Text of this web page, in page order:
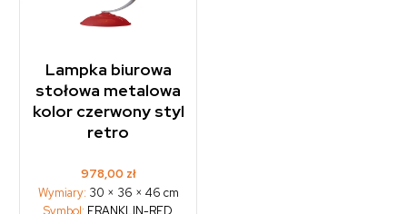
Lampka biurowa
stołowa metalowa
kolor czerwony styl
retro
978,00 zł
Wymiary: 30 × 36 × 46 cm